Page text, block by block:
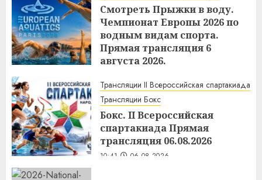
Смотреть Прыжки в воду.
Чемпионат Европы 2026 по
водным видам спорта.
Прямая трансляция 6
августа 2026.
Трансляции II Всероссийская спартакиада
Трансляции Бокс
Бокс. II Всероссийская
спартакиада Прямая
трансляция 06.08.2026
10:41 06.08.2026